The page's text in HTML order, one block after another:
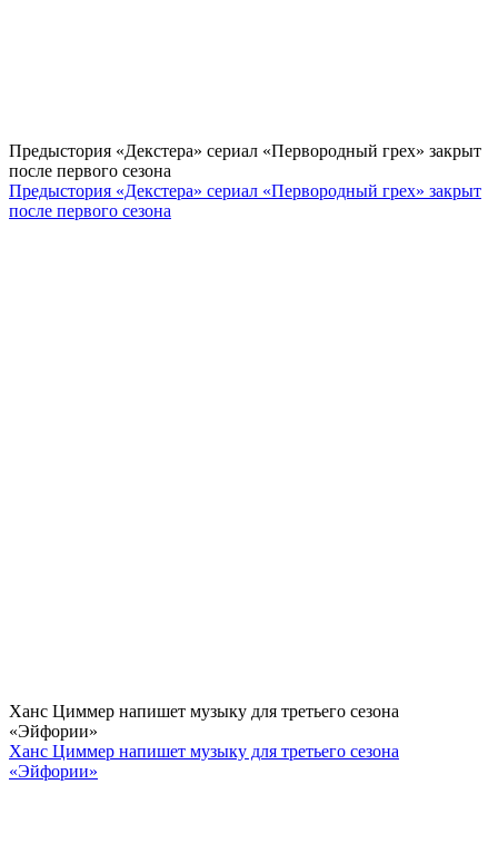
Предыстория «Декстера» сериал «Первородный грех» закрыт
после первого сезона
Предыстория «Декстера» сериал «Первородный грех» закрыт
после первого сезона
Ханс Циммер напишет музыку для третьего сезона
«Эйфории»
Ханс Циммер напишет музыку для третьего сезона
«Эйфории»